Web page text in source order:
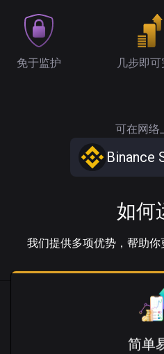
免于监护 几步即
可在网络
Binance
如何
我们提供多项优势，帮助
简单